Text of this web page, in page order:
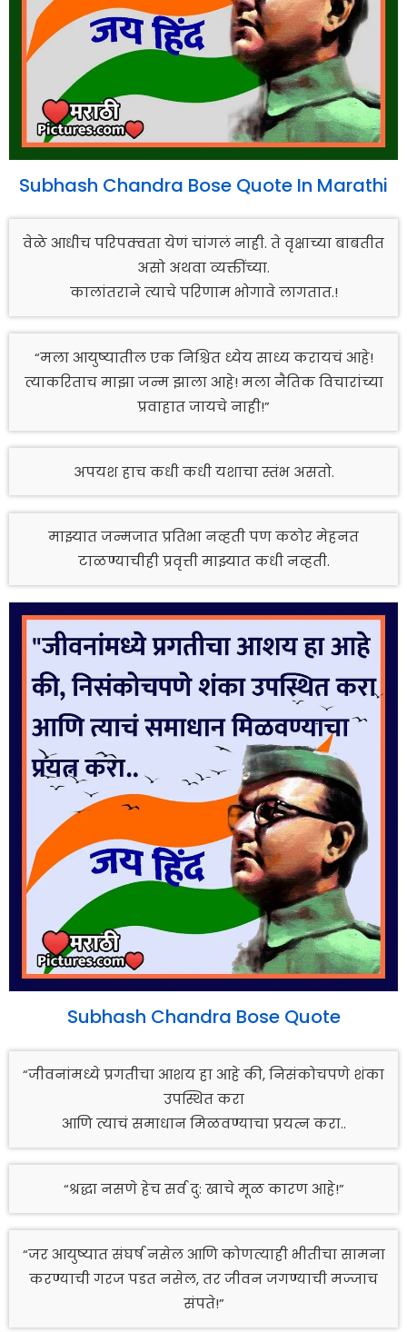
Subhash Chandra Bose Quote In Marathi
वेळे आधीच परिपक्वता येणं चांगलं नाही. ते वृक्षाच्या बाबतीत
असो अथवा व्यक्तींच्या.
कालांतराने त्याचे परिणाम भोगावे लागतात.!
“मला आयुष्यातील एक निश्चित ध्येय साध्य करायचं आहे!
त्याकरिताच माझा जन्म झाला आहे! मला नैतिक विचारांच्या
प्रवाहात जायचे नाही!”
अपयश हाच कधी कधी यशाचा स्तंभ असतो.
माझ्यात जन्मजात प्रतिभा नव्हती पण कठोर मेहनत
टाळण्याचीही प्रवृत्ती माझ्यात कधी नव्हती.
Subhash Chandra Bose Quote
“जीवनांमध्ये प्रगतीचा आशय हा आहे की, निसंकोचपणे शंका
उपस्थित करा
आणि त्याचं समाधान मिळवण्याचा प्रयत्न करा..
“श्रद्धा नसणे हेच सर्व दु: खाचे मूळ कारण आहे!”
“जर आयुष्यात संघर्ष नसेल आणि कोणत्याही भीतीचा सामना
करण्याची गरज पडत नसेल, तर जीवन जगण्याची मज्जाच
संपते!”